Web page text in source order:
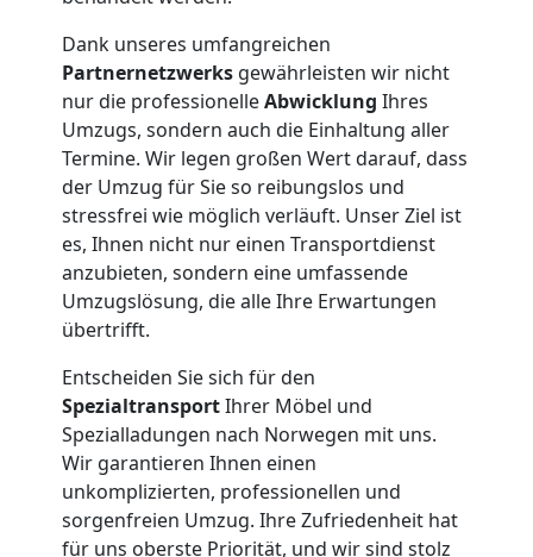
Dank unseres umfangreichen
Partnernetzwerks gewährleisten wir nicht
nur die professionelleAbwicklung Ihres
Umzugs, sondern auch die Einhaltung aller
Termine. Wir legen großen Wert darauf, dass
der Umzug für Sie so reibungslos und
stressfrei wie möglich verläuft. Unser Ziel ist
es, Ihnen nicht nur einen Transportdienst
anzubieten, sondern eine umfassende
Umzugslösung, die alle Ihre Erwartungen
übertrifft.
Entscheiden Sie sich für den
SpezialtransportIhrer Möbel und
Spezialladungen nach Norwegen mit uns.
Wir garantieren Ihnen einen
unkomplizierten, professionellen und
sorgenfreien Umzug. Ihre Zufriedenheit hat
für uns oberste Priorität, und wir sind stolz
Umzug
Leonding
Qualitäts-
Umzüge
Leonding
Vereinsumzug
Leonding